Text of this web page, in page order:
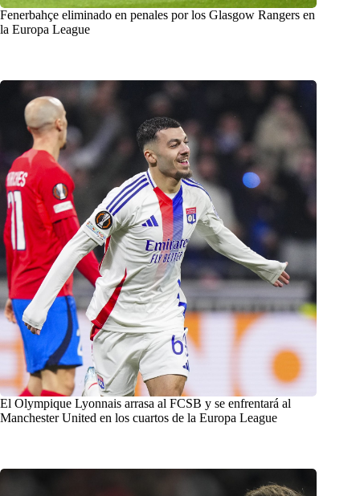
Fenerbahçe eliminado en penales por los Glasgow Rangers en
la Europa League
El Olympique Lyonnais arrasa al FCSB y se enfrentará al
Manchester United en los cuartos de la Europa League